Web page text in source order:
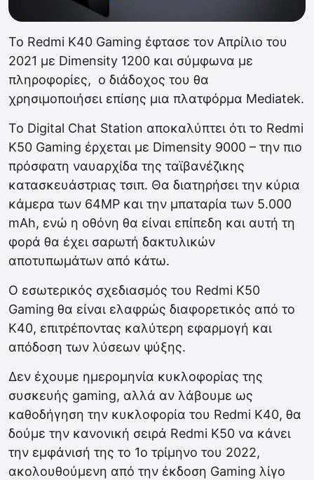
Το Redmi K40 Gaming έφτασε τον Απρίλιο του
2021 με Dimensity 1200 και σύμφωνα με
πληροφορίες, ο διάδοχος του θα
χρησιμοποιήσει επίσης μια πλατφόρμα Mediatek.
Το Digital Chat Station αποκαλύπτει ότι το Redmi
K50 Gaming έρχεται με Dimensity 9000 – την πιο
πρόσφατη ναυαρχίδα της ταϊβανέζικης
κατασκευάστριας τσιπ. Θα διατηρήσει την κύρια
κάμερα των 64MP και την μπαταρία των 5.000
mAh, ενώ η οθόνη θα είναι επίπεδη και αυτή τη
φορά θα έχει σαρωτή δακτυλικών
αποτυπωμάτων από κάτω.
Ο εσωτερικός σχεδιασμός του Redmi K50
Gaming θα είναι ελαφρώς διαφορετικός από το
K40, επιτρέποντας καλύτερη εφαρμογή και
απόδοση των λύσεων ψύξης.
Δεν έχουμε ημερομηνία κυκλοφορίας της
συσκευής gaming, αλλά αν λάβουμε ως
καθοδήγηση την κυκλοφορία του Redmi K40, θα
δούμε την κανονική σειρά Redmi K50 να κάνει
την εμφάνισή της το 1ο τρίμηνο του 2022,
ακολουθούμενη από την έκδοση Gaming λίγο